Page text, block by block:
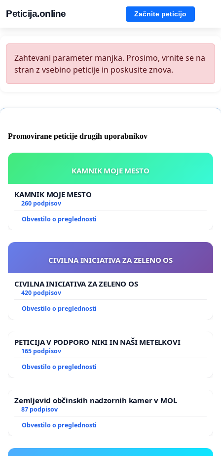
Peticija.online Začnite peticijo
Zahtevani parameter manjka. Prosimo, vrnite se na
stran z vsebino peticije in poskusite znova.
Promovirane peticije drugih uporabnikov
KAMNIK MOJE MESTO
KAMNIK MOJE MESTO
260 podpisov
Obvestilo o preglednosti
CIVILNA INICIATIVA ZA ZELENO OS
CIVILNA INICIATIVA ZA ZELENO OS
420 podpisov
Obvestilo o preglednosti
PETICIJA V PODPORO NIKI IN NAŠI METELKOVI
165 podpisov
Obvestilo o preglednosti
Zemljevid občinskih nadzornih kamer v MOL
87 podpisov
Obvestilo o preglednosti